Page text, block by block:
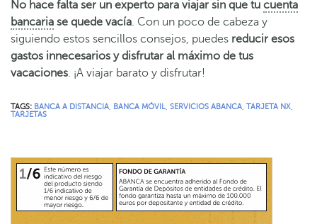
No hace falta ser un experto para viajar sin que tu cuenta
bancaria se quede vacía. Con un poco de cabeza y
siguiendo estos sencillos consejos, puedes reducir esos
gastos innecesarios y disfrutar al máximo de tus
vacaciones. ¡A viajar barato y disfrutar!
TAGS: BANCA A DISTANCIA BANCA MÓVIL SERVICIOS ABANCA TARJETA NX
TARJETAS